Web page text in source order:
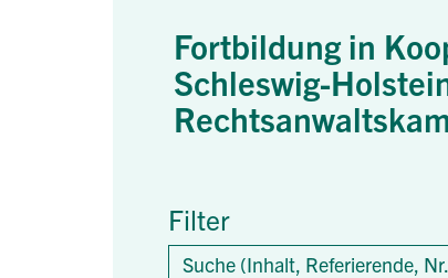
Fortbildung in
Schleswig-
Filter